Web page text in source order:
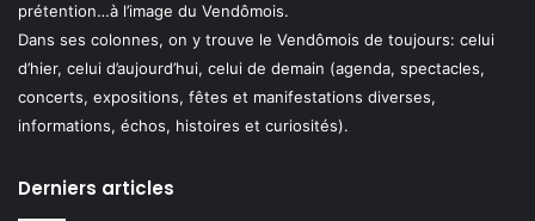
prétention…à l’image du Vendômois.
Dans ses colonnes, on y trouve le Vendômois de toujours: celui
d’hier, celui d’aujourd’hui, celui de demain (agenda, spectacles,
concerts, expositions, fêtes et manifestations diverses,
informations, échos, histoires et curiosités).
Derniers articles